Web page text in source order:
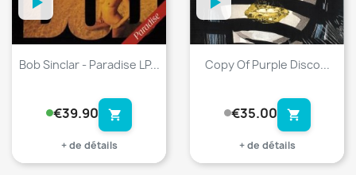
Bob Sinclar - Paradise LP...
€39.90 shopping_cart
+ de détails
Copy Of Purple Disco...
€35.00 shopping_cart
+ de détails